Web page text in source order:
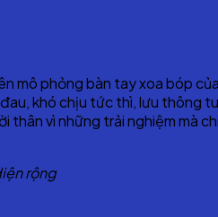
mô phỏng bàn tay xoa bóp
khó chịu tức thì, lưu thông
vì những trải nghiệm mà
rộng